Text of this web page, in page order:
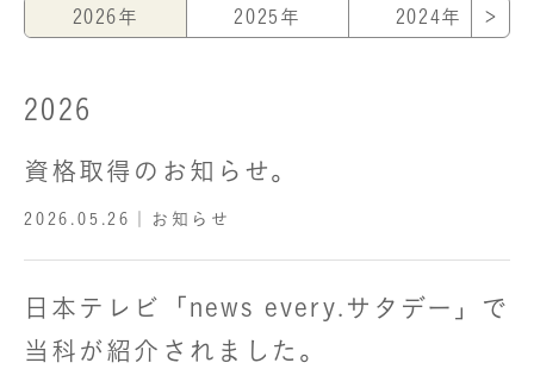
2026年 2025年 2024年
2026
資格取得のお知らせ。
2026.05.26 ｜お知らせ
日本テレビ「news every.サタデー」で
当科が紹介されました。